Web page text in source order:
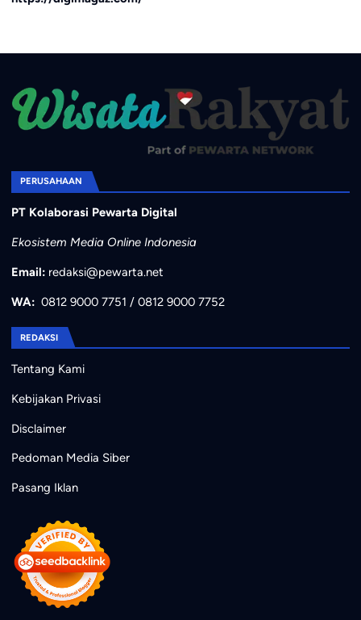
PERUSAHAAN
PT Kolaborasi Pewarta Digital
Ekosistem Media Online Indonesia
Email: redaksi@pewarta.net
WA: 0812 9000 7751 / 0812 9000 7752
REDAKSI
Tentang Kami
Kebijakan Privasi
Disclaimer
Pedoman Media Siber
Pasang Iklan